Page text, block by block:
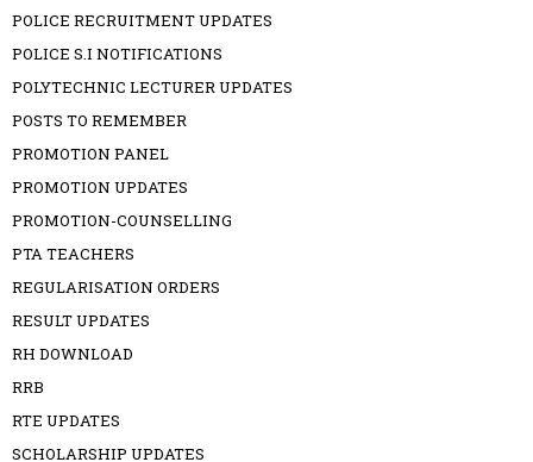
POLICE RECRUITMENT UPDATES
POLICE S.I NOTIFICATIONS
POLYTECHNIC LECTURER UPDATES
POSTS TO REMEMBER
PROMOTION PANEL
PROMOTION UPDATES
PROMOTION-COUNSELLING
PTA TEACHERS
REGULARISATION ORDERS
RESULT UPDATES
RH DOWNLOAD
RRB
RTE UPDATES
SCHOLARSHIP UPDATES